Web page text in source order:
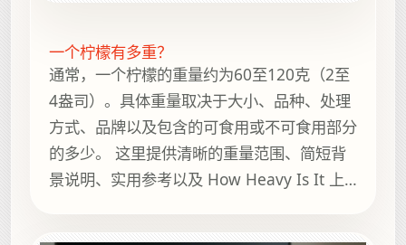
一个柠檬有多重？
通常，一个柠檬的重量约为60至120克（2至
4盎司）。具体重量取决于大小、品种、处理
方式、品牌以及包含的可食用或不可食用部分
的多少。 这里提供清晰的重量范围、简短背
景说明、实用参考以及 How Heavy Is It 上